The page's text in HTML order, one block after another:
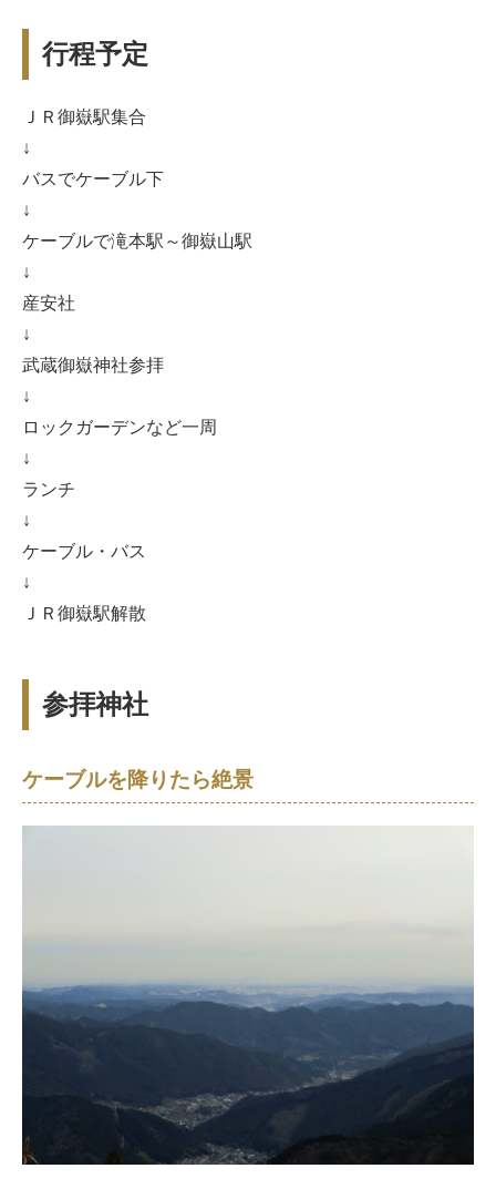
行程予定
ＪＲ御嶽駅集合
↓
バスでケーブル下
↓
ケーブルで滝本駅～御嶽山駅
↓
産安社
↓
武蔵御嶽神社参拝
↓
ロックガーデンなど一周
↓
ランチ
↓
ケーブル・バス
↓
ＪＲ御嶽駅解散
参拝神社
ケーブルを降りたら絶景